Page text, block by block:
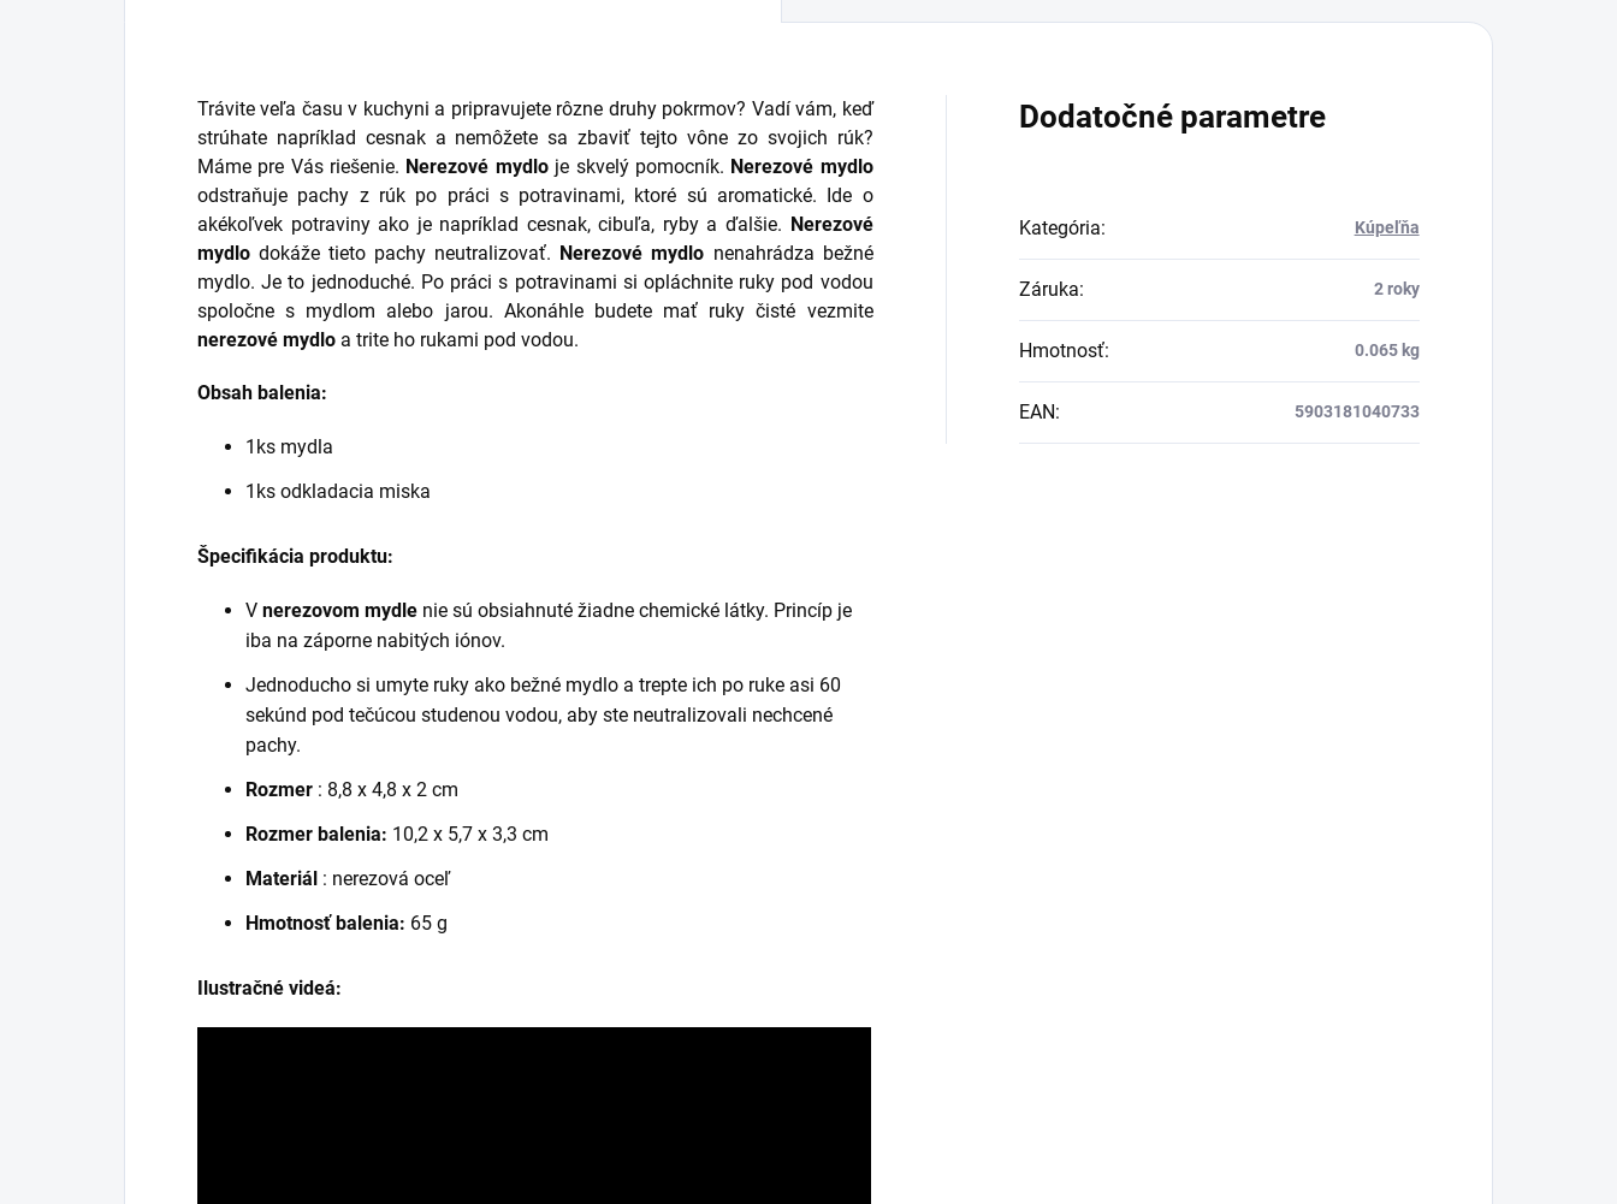
Trávite veľa času v kuchyni a pripravujete rôzne druhy pokrmov? Vadí vám, keď
strúhate napríklad cesnak a nemôžete sa zbaviť tejto vône zo svojich rúk?
Máme pre Vás riešenie. Nerezové mydloje skvelý pomocník. Nerezové mydlo
odstraňuje pachy z rúk po práci s potravinami, ktoré sú aromatické. Ide o
akékoľvek potraviny ako je napríklad cesnak, cibuľa, ryby a ďalšie. Nerezové
mydlo dokáže tieto pachy neutralizovať. Nerezové mydlo nenahrádza bežné
mydlo. Je to jednoduché. Po práci s potravinami si opláchnite ruky pod vodou
spoločne s mydlom alebo jarou. Akonáhle budete mať ruky čisté vezmite
nerezové mydlo a trite ho rukami pod vodou.
Obsah balenia:
1ks mydla
1ks odkladacia miska
Špecifikácia produktu:
V nerezovom mydle nie sú obsiahnuté žiadne chemické látky. Princíp je
iba na záporne nabitých iónov.
Jednoducho si umyte ruky ako bežné mydlo a trepte ich po ruke asi 60
sekúnd pod tečúcou studenou vodou, aby ste neutralizovali nechcené
pachy.
Rozmer : 8,8 x 4,8 x 2 cm
Rozmer balenia: 10,2 x 5,7 x 3,3 cm
Materiál : nerezová oceľ
Hmotnosť balenia: 65 g
Ilustračné videá:
Dodatočné parametre
Kategória: Kúpeľňa
Záruka: 2 roky
Hmotnosť: 0.065 kg
EAN: 5903181040733